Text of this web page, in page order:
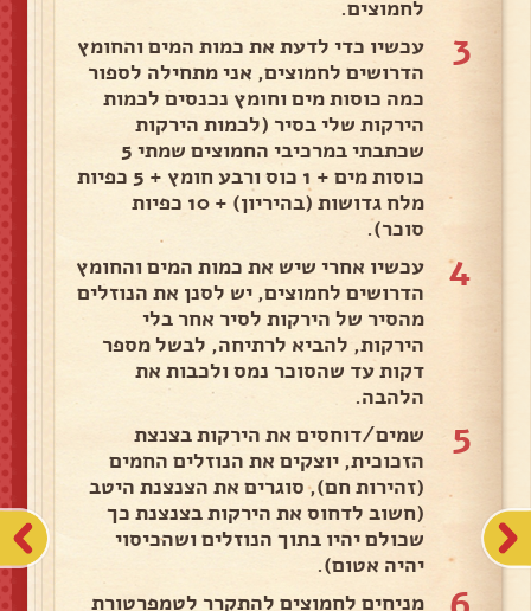
לחמוצים.
3
עכשיו כדי לדעת את כמות המים והחומץ
הדרושים לחמוצים, אני מתחילה לספור
כמה כוסות מים וחומץ נכנסים לכמות
הירקות שלי בסיר (לכמות הירקות
שכתבתי במרכיבי החמוצים שמתי 5
כוסות מים + 1 כוס ורבע חומץ + 5 כפיות
מלח גדושות (בהיריון) + 10 כפיות
סוכר).
4
עכשיו אחרי שיש את כמות המים והחומץ
הדרושים לחמוצים, יש לסנן את הנוזלים
מהסיר של הירקות לסיר אחר בלי
הירקות, להביא לרתיחה, לבשל מספר
דקות עד שהסוכר נמס ולכבות את
הלהבה.
5
שמים/דוחסים את הירקות בצנצת
הזכוכית, יוצקים את הנוזלים החמים
(זהירות חם), סוגרים את הצנצנת היטב
(חשוב לדחוס את הירקות בצנצנת כך
שכולם יהיו בתוך הנוזלים ושהכיסוי
יהיה אטום).
מניחים לחמוצים להתקרר לטמפרטורת